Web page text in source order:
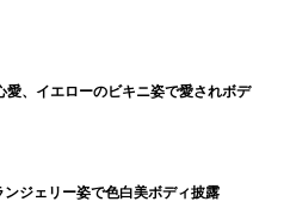
愛、イエローのビキニ姿で愛されボデ
ンジェリー姿で色白美ボディ披露